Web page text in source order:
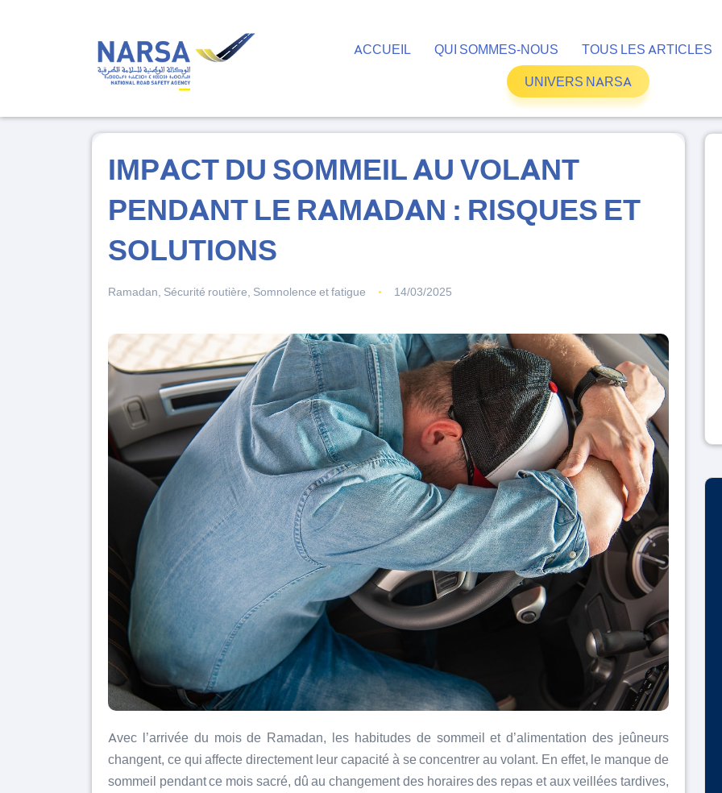
ACCUEIL QUI SOMMES-NOUS TOUS LES ARTICLES
UNIVERS NARSA
IMPACT DU SOMMEIL AU VOLANT
PENDANT LE RAMADAN : RISQUES ET
SOLUTIONS
Ramadan Sécurité routière Somnolence et fatigue 14/03/2025
Avec l’arrivée du mois de Ramadan, les habitudes de sommeil et d’alimentation des jeûneurs
changent, ce qui affecte directement leur capacité à se concentrer au volant. En effet, le manque de
sommeil pendant ce mois sacré, dû au changement des horaires des repas et aux veillées tardives,